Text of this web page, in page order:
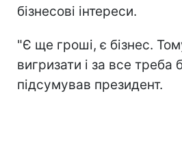
бізнесові інтереси.
"Є ще гроші, є бізнес.
вигризати і за все треба
підсумував президент.